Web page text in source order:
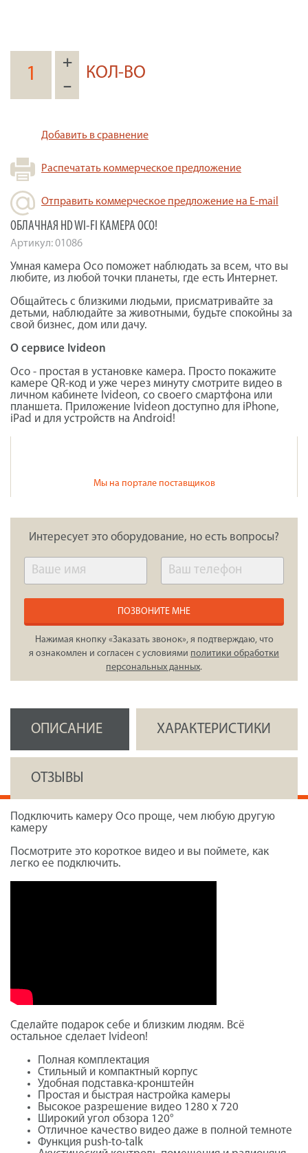
+
–
КОЛ-ВО
Добавить в сравнение
Распечатать коммерческое предложение
Отправить коммерческое предложение на E-mail
ОБЛАЧНАЯ HD WI-FI КАМЕРА OCO!
Артикул:01086
Умная камера Oco поможет наблюдать за всем, что вы
любите, из любой точки планеты, где есть Интернет.
Общайтесь с близкими людьми, присматривайте за
детьми, наблюдайте за животными, будьте спокойны за
свой бизнес, дом или дачу.
О сервисе Ivideon
Oco - простая в установке камера. Просто покажите
камере QR-код и уже через минуту смотрите видео в
личном кабинете Ivideon, со своего смартфона или
планшета. Приложение Ivideon доступно для iPhone,
iPad и для устройств на Android!
Мы на портале поставщиков
Интересует это оборудование, но есть вопросы?
ПОЗВОНИТЕ МНЕ
Нажимая кнопку «Заказать звонок», я подтверждаю, что
я ознакомлен и согласен с условиями политики обработки
персональных данных.
ОПИСАНИЕ ХАРАКТЕРИСТИКИ
ОТЗЫВЫ
Подключить камеру Осо проще, чем любую другую
камеру
Посмотрите это короткое видео и вы поймете, как
легко ее подключить.
Сделайте подарок себе и близким людям. Всё
остальное сделает Ivideon!
Полная комплектация
Стильный и компактный корпус
Удобная подставка-кронштейн
Простая и быстрая настройка камеры
Высокое разрешение видео 1280 х 720
Широкий угол обзора 120°
Отличное качество видео даже в полной темноте
Функция push-to-talk